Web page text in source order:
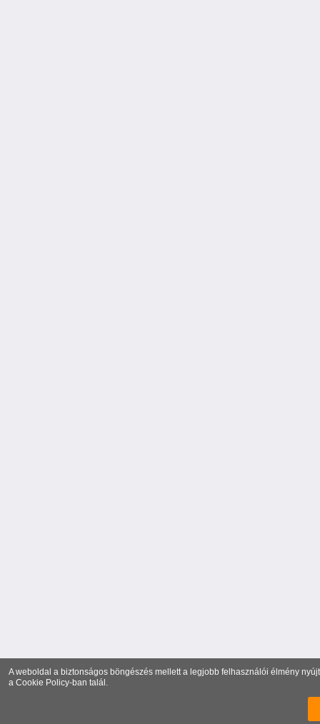
A weboldal a biztonságos böngészés mellett a legjobb felhasználói élmény
a Cookie Policy-ban talál.